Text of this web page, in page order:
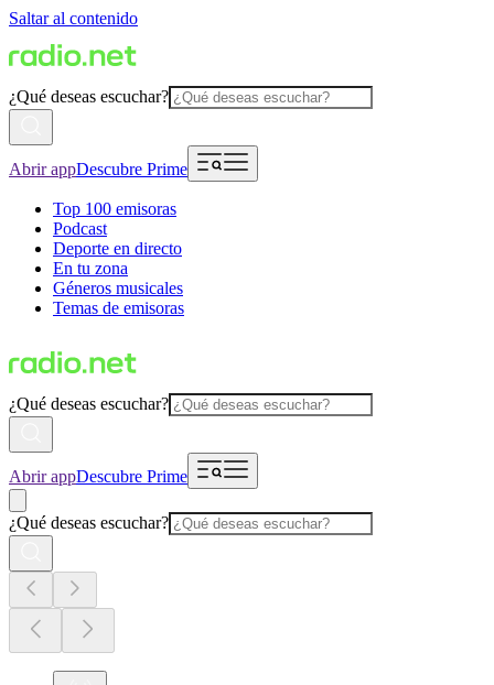
Saltar al contenido
¿Qué deseas escuchar?
Abrir appDescubre Prime
Top 100 emisoras
Podcast
Deporte en directo
En tu zona
Géneros musicales
Temas de emisoras
¿Qué deseas escuchar?
Abrir appDescubre Prime
¿Qué deseas escuchar?